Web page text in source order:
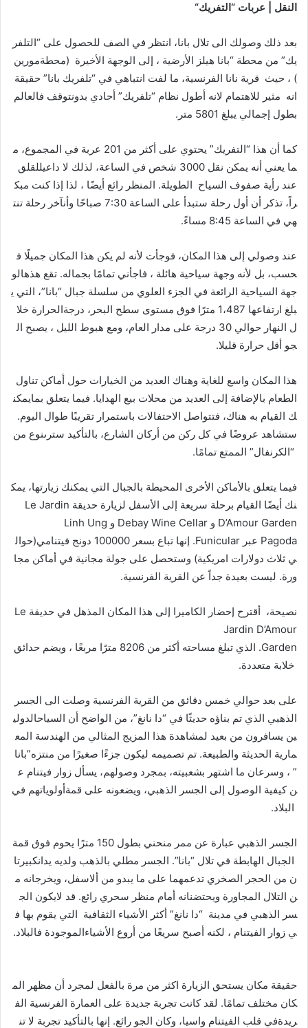
النقل عربات “التفريك“
بعد ذلك وصولك الى تلال بانا، انتظر في الصف للحصول على “التلفر
يك” من محطة “بانا هيلز الأرضية ، إلى الوجهة الأخيرة (محطةمورين
) ، حيث قرية نانا الفرنسية، ما لفت انتباهي في “تلفريك بانا” حقيقة
انه مثير للاهتمام لانه أطول نظام “تلفريك” أحادي بدونتوقف فالعالم
بطول إجمالي يبلغ 5801 متر.
كما أن هذا “التفريك” يحتوي على أكثر من 201 عربة في المجموع، م
ما يعني أنه يمكن نقل 3000 شخص في الساعة، لذلك لا داعيللقلق
عند رأية صفوف السياح الطويلة. المنظر رائع أيضًا ، لذا إذا كنت مبك
راً، تذكر أن أول رحلة ستبدأ على الساعة 7:30 صباحًا وأنآخر رحلة تنت
هي في الساعة 8:45 مساءً.
عند وصولي إلى هذا المكان، فوجأت لأنه لم يكن هذا المكان جميلًا ف
حسب، بل لأنه وجهة سياحية هائلة ، فاجأني تمامًا بجماله. تقع هذهالو
جهة السياحية الرائعة في الجزء العلوي من سلسلة جبال “بانا”، التي ي
بلغ ارتفاعها 1،487 مترًا فوق مستوى سطح البحر، درجةالحرارة خلا
ل النهار حوالي 30 درجة على مدار العام، ومع هبوط الليل ، يصبح ال
جو أقل حرارة قليلا.
هذا المكان واسع للغاية وهناك العديد من الخيارات حول أماكن تناول
الطعام بالإضافة إلى العديد من محلات بيع الهدايا. فيما يتعلق بمايمكن
ك القيام به هناك، فتتواصل الاحتفالات باستمرار تقريبًا طوال اليوم.
ستشاهد عروضًا في كل ركن من أركان الشارع، بالتأكيد سترىنوع من
“الكرنفال” الممتع تمامًا.
فيما يتعلق بالأماكن الأخرى المحيطة بالجبال التي يمكنك زيارتها، يمك
نك أيضًا القيام برحلة سريعة إلى الأسفل لزيارة حديقة Le Jardin
D’Amour Garden و Debay Wine Cellar و Linh Ung
Pagoda عبر Funicular. إنها تباع بسعر 100000 دونج فيتنامي(حوال
ي ثلاث دولارات امريكية) وستحصل على جولة مجانية في أماكن مجا
ورة. ليست بعيدة جداً عن القرية الفرنسية.
نصيحة، أقترح إحضار الكاميرا إلى هذا المكان المذهل في حديقة Le
Jardin D’Amour
Garden. الذي تبلغ مساحته أكثر من 8206 مترًا مربعًا ، ويضم حدائق
خلابة متعددة.
على بعد حوالي خمس دقائق من القرية الفرنسية وصلت الى الجسر
الذهبي الذي تم بناؤه حديثًا في “دا نانغ”، من الواضح أن السياحالدولي
ين يسافرون من بعيد لمشاهدة هذا المزيج المثالي من الهندسة المع
مارية الحديثة والطبيعة. تم تصميمه ليكون جزءًا صغيرًا من منتزه”بانا
” ، وسرعان ما اشتهر بشعبيته، بمجرد وصولهم، يسأل زوار فيتنام ع
ن كيفية الوصول إلى الجسر الذهبي، ويضعونه على قمةأولوياتهم في
البلاد.
الجسر الذهبي عبارة عن ممر منحني بطول 150 مترًا يحوم فوق قمة
الجبال الهابطة في تلال “بانا”. الجسر مطلي بالذهب ولديه يدانكبيرتا
ن من الحجر الصخري تدعمهما على ما يبدو من ألاسفل، ويخرجانه م
ن التلال المجاورة ويحتضنانه أمام منظر سحري رائع. قد لايكون الج
سر الذهبي في مدينة “دا نانغ” أكثر الأشياء الثقافية التي يقوم بها ف
ي زوار الفيتنام ، لكنه أصبح سريعًا من أروع الأشياءالموجودة فالبلاد.
حقيقة مكان يستحق الزيارة اكثر من مرة بالفعل لمجرد أن مظهر الم
كان مختلف تمامًا. لقد كانت تجربة جديدة على العمارة الفرنسية الف
ريدةفي قلب الفيتنام واسيا، وكان الجو رائع. إنها بالتأكيد تجربة لا تن